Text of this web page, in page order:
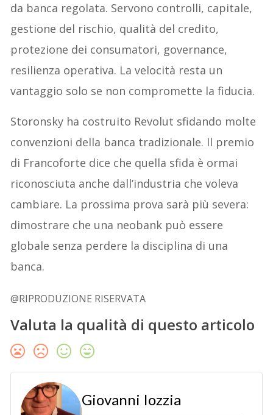
da banca regolata. Servono controlli, capitale,
gestione del rischio, qualità del credito,
protezione dei consumatori, governance,
resilienza operativa. La velocità resta un
vantaggio solo se non compromette la fiducia.
Storonsky ha costruito Revolut sfidando molte
convenzioni della banca tradizionale. Il premio
di Francoforte dice che quella sfida è ormai
riconosciuta anche dall’industria che voleva
cambiare. La prossima prova sarà più severa:
dimostrare che una neobank può essere
globale senza perdere la disciplina di una
banca.
@RIPRODUZIONE RISERVATA
Valuta la qualità di questo articolo
Giovanni Iozzia